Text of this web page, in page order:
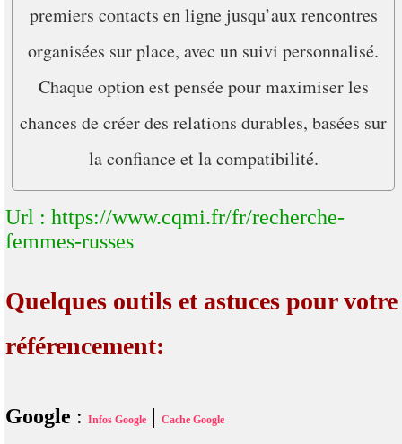
premiers contacts en ligne jusqu’aux rencontres
organisées sur place, avec un suivi personnalisé.
Chaque option est pensée pour maximiser les
chances de créer des relations durables, basées sur
la confiance et la compatibilité.
Url : https://www.cqmi.fr/fr/recherche-
femmes-russes
Quelques outils et astuces pour votre
référencement:
Google : Infos Google | Cache Google